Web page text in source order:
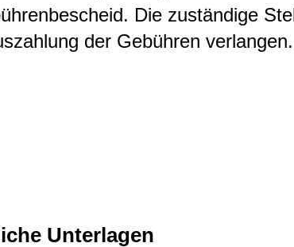
Die zuständige
der Gebühren verlangen.
Unterlagen